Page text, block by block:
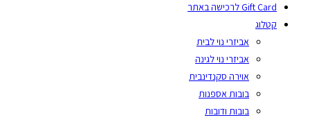
Gift Card לרכישה באתר
קטלוג
אביזרי נוי לבית
אביזרי נוי לגינה
אוירה סקנדינבית
בובות אספנות
בובות ודובות